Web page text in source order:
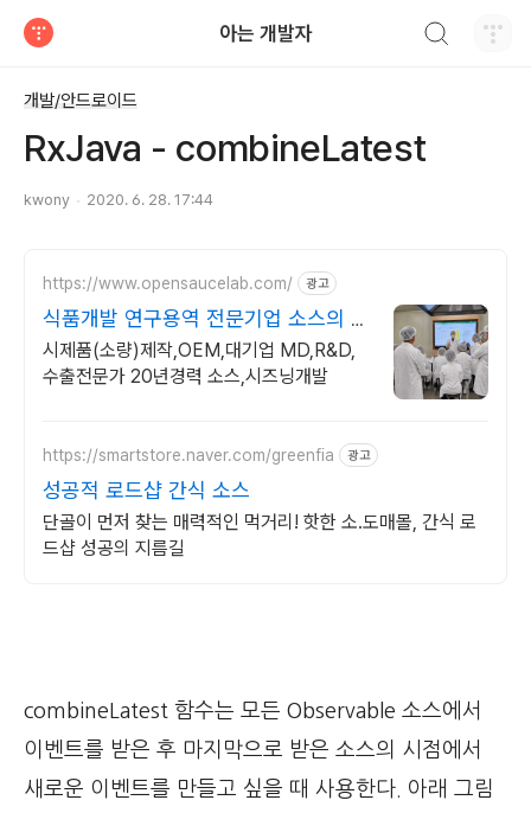
아는 개발자
개발/안드로이드
RxJava - combineLatest
kwony 2020. 6. 28. 17:44
https://www.opensaucelab.com/ 광고
식품개발 연구용역 전문기업 소스의 혁
신, 오픈소스랩
시제품(소량)제작,OEM,대기업 MD,R&D,
수출전문가 20년경력 소스,시즈닝개발
https://smartstore.naver.com/greenfia 광고
성공적 로드샵 간식 소스
단골이 먼저 찾는 매력적인 먹거리! 핫한 소.도매몰, 간식 로
드샵 성공의 지름길
combineLatest 함수는 모든 Observable 소스에서
이벤트를 받은 후 마지막으로 받은 소스의 시점에서
새로운 이벤트를 만들고 싶을 때 사용한다. 아래 그림